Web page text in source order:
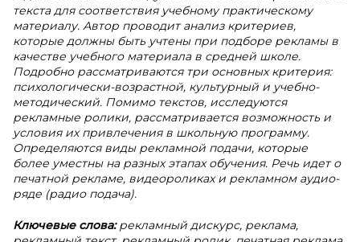
текста для соответствия учебному практическому
материалу. Автор проводит анализ критериев,
которые должны быть учтены при подборе рекламы в
качестве учебного материала в средней школе.
Подробно рассматриваются три основных критерия:
психологически-возрастной, культурный и учебно-
методический. Помимо текстов, исследуются
рекламные ролики, рассматривается возможность и
условия их привлечения в школьную программу.
Определяются виды рекламной подачи, которые
более уместны на разных этапах обучения. Речь идет о
печатной рекламе, видеороликах и рекламном аудио-
ряде (радио подача).
Ключевые слова:рекламный дискурс, реклама,